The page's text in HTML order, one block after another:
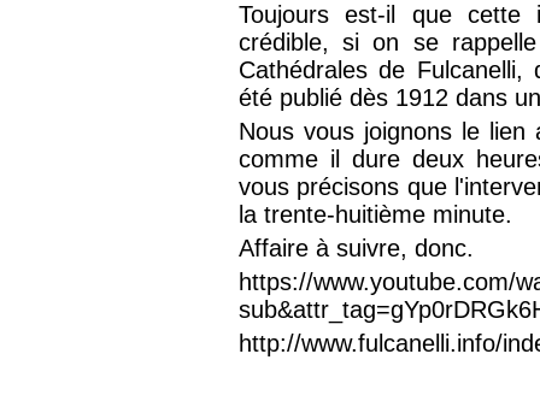
Toujours est-il que
crédible, si on se
Cathédrales de
été publié dès 1912 dans
Nous vous joignons le
comme il dure deux
vous précisons que
la trente-huitième minute.
Affaire à suivre, donc.
https://www.youtube.com/
http://www.fulcanelli.info/